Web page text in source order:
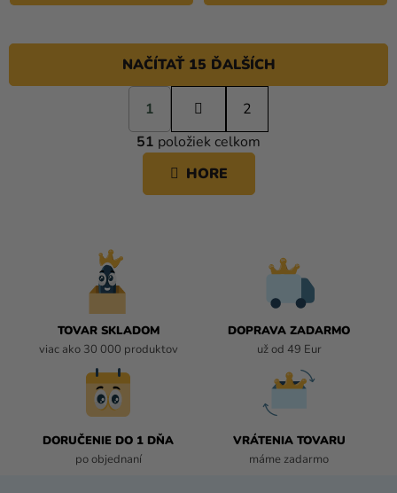
O
V
L
Á
NAČÍTAŤ 15 ĎALŠÍCH
S
t
r
á
k
o
1
2
51 položiek celkom
HORE
TOVAR SKLADOM
viac ako 30 000 produktov
DOPRAVA ZADARMO
už od 49 Eur
DORUČENIE DO 1 DŇA
po objednaní
VRÁTENIA TOVARU
máme zadarmo